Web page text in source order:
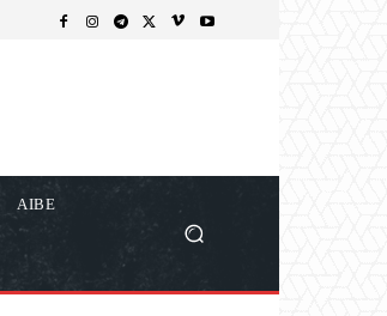
AIBE